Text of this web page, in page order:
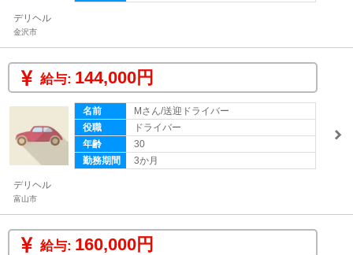
デリヘル
金沢市
給与: 144,000円
名前
Mさん/送迎ドライバー
役職
ドライバー
年齢
30
勤務期間
3か月
デリヘル
富山市
給与: 160,000円